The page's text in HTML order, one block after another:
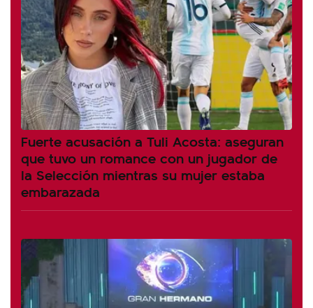
Fuerte acusación a Tuli Acosta: aseguran
que tuvo un romance con un jugador de
la Selección mientras su mujer estaba
embarazada